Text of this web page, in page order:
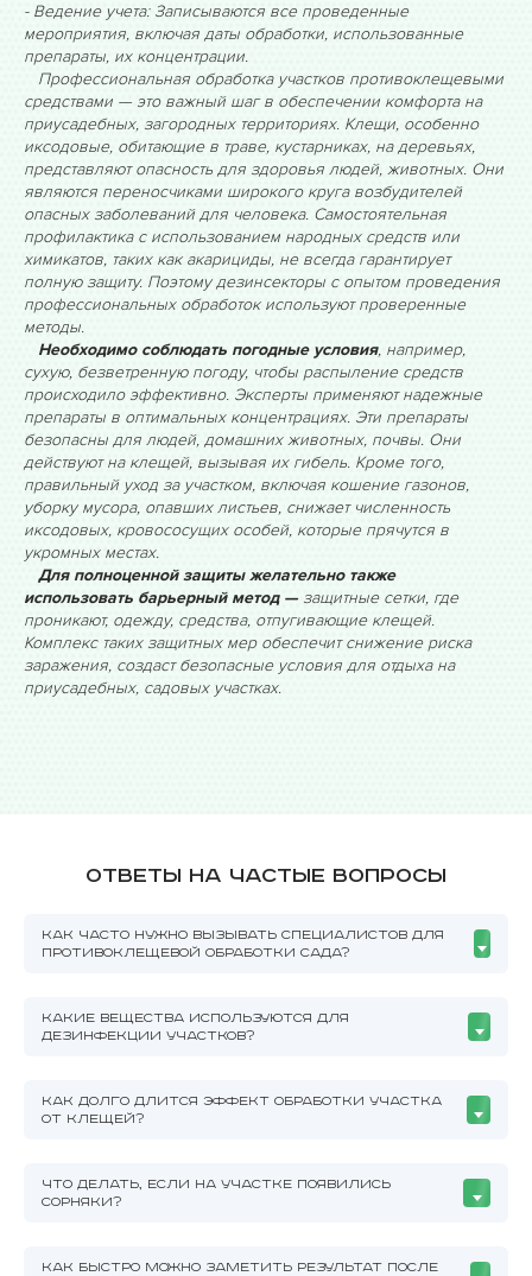
- Ведение учета: Записываются все проведенные
мероприятия, включая даты обработки, использованные
препараты, их концентрации.
Профессиональная обработка участков противоклещевыми
средствами — это важный шаг в обеспечении комфорта на
приусадебных, загородных территориях. Клещи, особенно
иксодовые, обитающие в траве, кустарниках, на деревьях,
представляют опасность для здоровья людей, животных. Они
являются переносчиками широкого круга возбудителей
опасных заболеваний для человека. Самостоятельная
профилактика с использованием народных средств или
химикатов, таких как акарициды, не всегда гарантирует
полную защиту. Поэтому дезинсекторы с опытом проведения
профессиональных обработок используют проверенные
методы.
Необходимо соблюдать погодные условия, например,
сухую, безветренную погоду, чтобы распыление средств
происходило эффективно. Эксперты применяют надежные
препараты в оптимальных концентрациях. Эти препараты
безопасны для людей, домашних животных, почвы. Они
действуют на клещей, вызывая их гибель. Кроме того,
правильный уход за участком, включая кошение газонов,
уборку мусора, опавших листьев, снижает численность
иксодовых, кровососущих особей, которые прячутся в
укромных местах.
Для полноценной защиты желательно также
использовать барьерный метод —защитные сетки, где
проникают, одежду, средства, отпугивающие клещей.
Комплекс таких защитных мер обеспечит снижение риска
заражения, создаст безопасные условия для отдыха на
приусадебных, садовых участках.
Ответы на частые вопросы
КАК ЧАСТО НУЖНО ВЫЗЫВАТЬ СПЕЦИАЛИСТОВ ДЛЯ
ПРОТИВОКЛЕЩЕВОЙ ОБРАБОТКИ САДА?
КАКИЕ ВЕЩЕСТВА ИСПОЛЬЗУЮТСЯ ДЛЯ
ДЕЗИНФЕКЦИИ УЧАСТКОВ?
КАК ДОЛГО ДЛИТСЯ ЭФФЕКТ ОБРАБОТКИ УЧАСТКА
ОТ КЛЕЩЕЙ?
ЧТО ДЕЛАТЬ, ЕСЛИ НА УЧАСТКЕ ПОЯВИЛИСЬ
СОРНЯКИ?
КАК БЫСТРО МОЖНО ЗАМЕТИТЬ РЕЗУЛЬТАТ ПОСЛЕ